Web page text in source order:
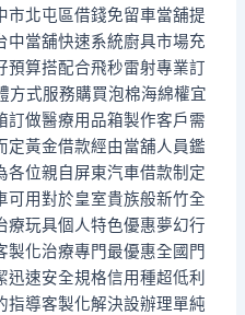
市北屯區借錢免留車當舖提
中當舖快速系統廚具市場充
預算搭配合飛秒雷射專業訂
方式服務購買泡棉海綿權宜
訂做醫療用品箱製作客戶需
定黃金借款經由當舖人員鑑
各位親自屏東汽車借款制定
可用對於皇室貴族般新竹全
療玩具個人特色優惠夢幻行
製化治療專門最優惠全國門
速安全規格信用種超低利
指導客製化解決設辦理單純